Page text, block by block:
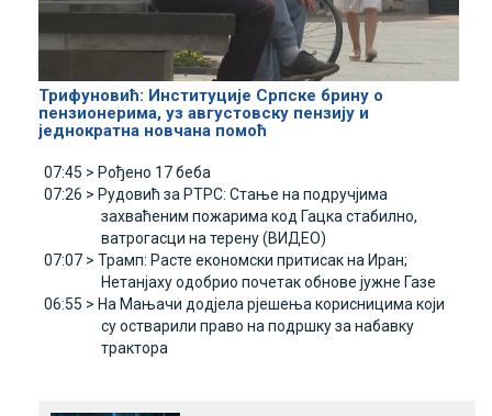
Трифуновић: Институције Српске брину о
пензионерима, уз августовску пензију и
једнократна новчана помоћ
07:45 > Рођено 17 беба
07:26 > Рудовић за РТРС: Стање на подручјима
захваћеним пожарима код Гацка стабилно,
ватрогасци на терену (ВИДЕО)
07:07 > Трамп: Расте економски притисак на Иран;
Нетанјаху одобрио почетак обнове јужне Газе
06:55 > На Мањачи додјела рјешења корисницима који
су остварили право на подршку за набавку
трактора